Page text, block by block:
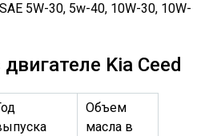
5W-30, 5w-40, 10W-30, 10W-
Kia Ceed
Объем
масла в